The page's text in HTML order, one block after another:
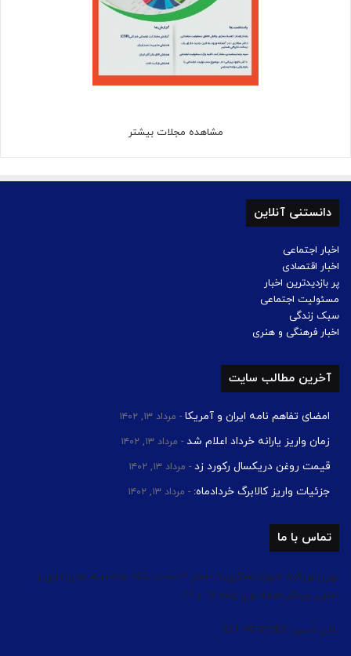
مشاهده مجلات بیشتر
دانستنی آنلاین
اخبار اجتماعی
اخبار اقتصادی
پر بازدیدترین اخبار
مسئولیت اجتماعی
سبک زندگی
اخبار فرهنگی و هنری
آخرین مطالب سایت
امضای تفاهم نامه ایران و آمریکا مرداد ۱۳, ۱۴۰۲
زمان واریز یارانه خرداد اعلام شد مرداد ۱۳, ۱۴۰۲
قیمت روغن دریکسال رکورد زد مرداد ۱۳, ۱۴۰۲
جزئیات واریز کالابرگ خردادماه: مرداد ۱۳, ۱۴۰۲
تماس با ما
تهران،بزرگراه شهید لشگری،کیلومتر 14،جنب بانک ملت،ساختمان اداری و
تجاری چیتگر،طبقه اول، واحد 13 و 14
تلفن تماس: 44182503 021